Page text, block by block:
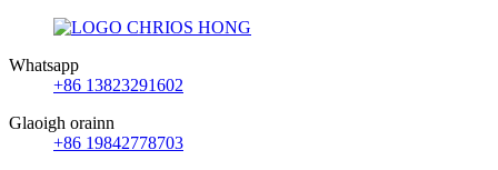
Whatsapp
+86 13823291602
Glaoigh orainn
+86 19842778703